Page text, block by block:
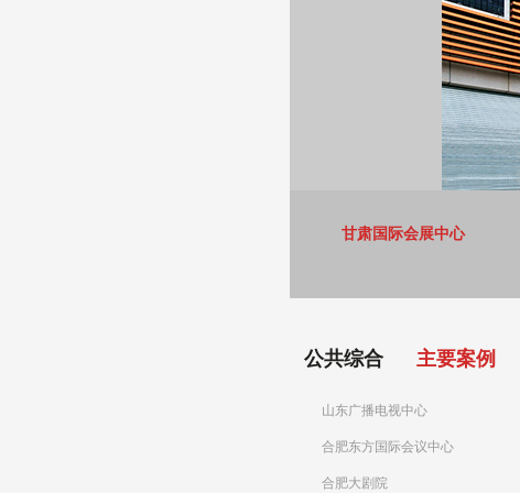
甘肃国际会展中心
公共综合 主要案例
山东广播电视中心
合肥东方国际会议中心
合肥大剧院